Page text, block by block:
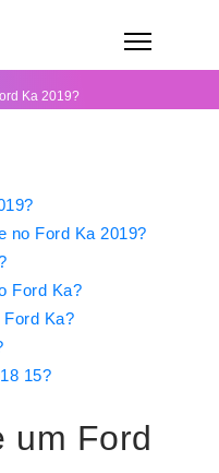
Ka 2019?
no Ford Ka 2019?
Ford Ka?
Ka?
15?
um Ford